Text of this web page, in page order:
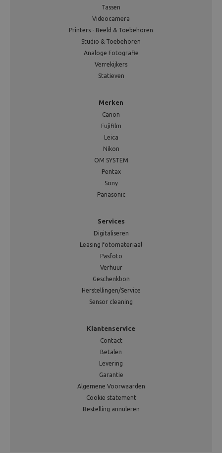
Tassen
Videocamera
Printers - Beeld & Toebehoren
Studio & Toebehoren
Analoge Fotografie
Verrekijkers
Statieven
Merken
Canon
Fujifilm
Leica
Nikon
OM SYSTEM
Pentax
Sony
Panasonic
Services
Digitaliseren
Leasing fotomateriaal
Pasfoto
Verhuur
Geschenkbon
Herstellingen/Service
Sensor cleaning
Klantenservice
Contact
Betalen
Levering
Garantie
Algemene Voorwaarden
Cookie statement
Bestelling annuleren